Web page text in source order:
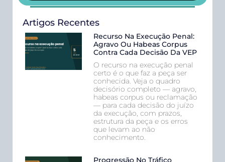
Artigos Recentes
Recurso Na Execução Penal:
Agravo Ou Habeas Corpus
Contra Cada Decisão Da VEP
O recurso na execução penal
certo é o que faz a peça ser
conhecida. Veja o quadro
decisório completo — agravo,
habeas corpus ou reclamação
— para cada decisão do juízo
da execução, com prazos,
estrutura da peça e os erros
que levam ao não
conhecimento.
Progressão No Tráfico